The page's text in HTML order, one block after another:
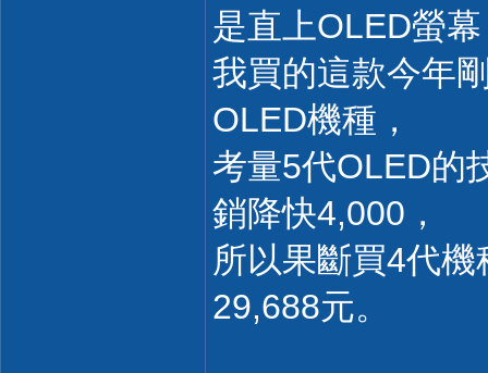
是直上OLED螢
我買的這款今年
OLED機種，
考量5代OLED的
銷降快4,000，
所以果斷買4代
29,688元。